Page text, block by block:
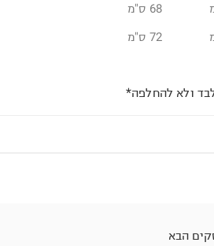
68 ס"מ
72 ס"מ
ולא להחלפה*
הבא